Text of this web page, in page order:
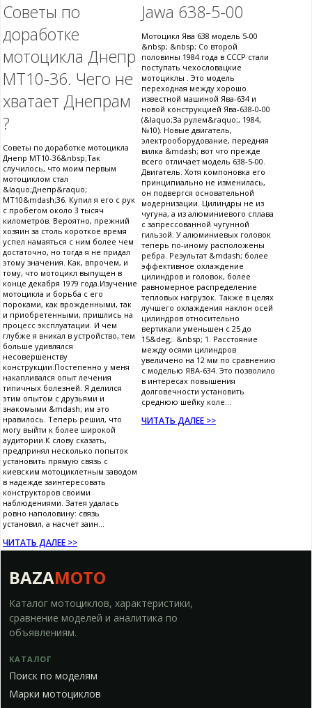
Советы по
доработке
мотоцикла Днепр
МТ10-36. Чего не
хватает Днепрам
?
Советы по доработке мотоцикла
Днепр МТ10-36&nbsp;Так
случилось, что моим первым
мотоциклом стал
&laquo;Днепр&raquo;
МТ10&mdash;36. Купил я его с рук
с пробегом около 3 тысяч
километров. Вероятно, прежний
хозяин за столь короткое время
успел намаяться с ним более чем
достаточно, но тогда я не придал
этому значения. Как, впрочем, и
тому, что мотоцикл выпущен в
конце декабря 1979 года.Изучение
мотоцикла и борьба с его
пороками, как врожденными, так
и приобретенными, пришлись на
процесс эксплуатации. И чем
глубже я вникал в устройство, тем
больше удивлялся
несовершенству
конструкции.Постепенно у меня
накапливался опыт лечения
типичных болезней. Я делился
этим опытом с друзьями и
знакомыми &mdash; им это
нравилось. Теперь решил, что
могу выйти к более широкой
аудитории.К слову сказать,
предпринял несколько попыток
установить прямую связь с
киевским мотоциклетным заводом
в надежде заинтересовать
конструкторов своими
наблюдениями. Затея удалась
ровно наполовину: связь
установил, а насчет заин...
ЧИТАТЬ ДАЛЕЕ >>
Jawa 638-5-00
Мотоцикл Ява 638 модель 5-00
&nbsp; &nbsp; Со второй
половины 1984 года в СССР стали
поступать чехословацкие
мотоциклы . Это модель
переходная между хорошо
известной машиной Ява-634 и
новой конструкцией Ява-638-0-00
(&laquo;За рулем&raquo;, 1984,
№10). Новые двигатель,
электрооборудование, передняя
вилка &mdash; вот что прежде
всего отличает модель 638-5-00.
Двигатель. Хотя компоновка его
принципиально не изменилась,
он подвергся основательной
модернизации. Цилиндры не из
чугуна, а из алюминиевого сплава
с запрессованной чугунной
гильзой. У алюминиевых головок
теперь по-иному расположены
ребра. Результат &mdash; более
эффективное охлаждение
цилиндров и головок, более
равномерное распределение
тепловых нагрузок. Также в целях
лучшего охлаждения наклон осей
цилиндров относительно
вертикали уменьшен с 25 до
15&deg;. &nbsp; 1. Расстояние
между осями цилиндров
увеличено на 12 мм по сравнению
с моделью ЯВА-634. Это позволило
в интересах повышения
долговечности установить
среднюю шейку коле...
ЧИТАТЬ ДАЛЕЕ >>
BAZAMOTO
Каталог мотоциклов, характеристики,
сравнение моделей и аналитика по
объявлениям.
КАТАЛОГ
Поиск по моделям
Марки мотоциклов